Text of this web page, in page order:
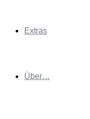
Extras
Über…